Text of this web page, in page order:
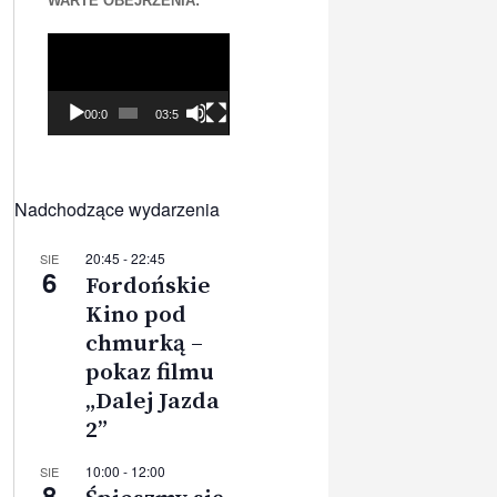
00:00 03:56
Nadchodzące wydarzenia
SIE
6
20:45 -22:45
Fordońskie
Kino pod
chmurką –
pokaz filmu
„Dalej Jazda
2”
SIE 10:00 - 12:00